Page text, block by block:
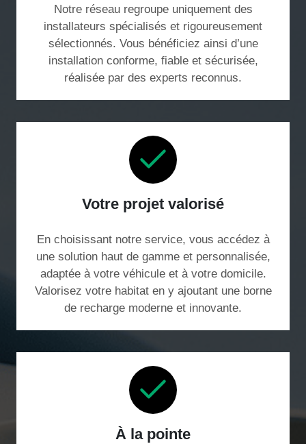
Notre réseau regroupe uniquement des
installateurs spécialisés et rigoureusement
sélectionnés. Vous bénéficiez ainsi d’une
installation conforme, fiable et sécurisée,
réalisée par des experts reconnus.
Votre projet valorisé
En choisissant notre service, vous accédez à
une solution haut de gamme et personnalisée,
adaptée à votre véhicule et à votre domicile.
Valorisez votre habitat en y ajoutant une borne
de recharge moderne et innovante.
À la pointe